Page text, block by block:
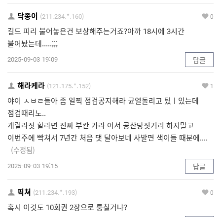
닥종이 (211.234.*.160) 0
길드 피리 불어놓은건 보상해주는거죠?아까 18시에 3시간
불어놨는데.....;;;
2025-09-03 19:09 답글
해라케라 (121.175.*.152) 1
야이 ㅅㅂㄹ들아 좀 일찍 점검공지해라 균열돌리고 팄ㅣ있는데
점검때리노..
게릴라짓 할라면 진짜 부칸 가라 여서 공산당짓거리 하지말고
이번주에 빡쳐서 7년간 처음 댓 달아보네 사발면 색이들 때분에....
(수정됨)
2025-09-03 19:15 답글
픽쳐 (211.234.*.193) 0
혹시 이것도 10회권 2장으로 퉁칠거냐?